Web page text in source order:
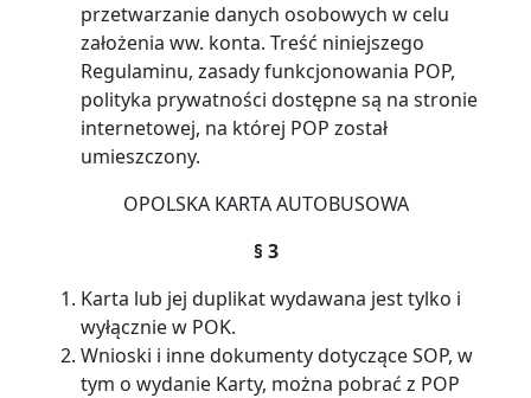
przetwarzanie danych osobowych w celu
założenia ww. konta. Treść niniejszego
Regulaminu, zasady funkcjonowania POP,
polityka prywatności dostępne są na stronie
internetowej, na której POP został
umieszczony.
OPOLSKA KARTA AUTOBUSOWA
§ 3
Karta lub jej duplikat wydawana jest tylko i
wyłącznie w POK.
Wnioski i inne dokumenty dotyczące SOP, w
tym o wydanie Karty, można pobrać z POP